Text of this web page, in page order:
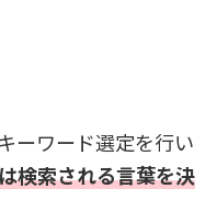
ーワード選定を行い
検索される言葉を決